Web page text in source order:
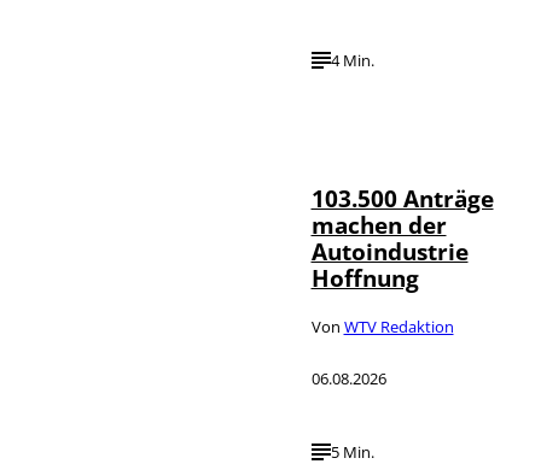
4 Min.
103.500 Anträge
machen der
Autoindustrie
Hoffnung
Von WTV Redaktion
06.08.2026
5 Min.